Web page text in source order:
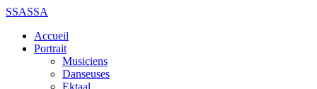
SSASSA
Accueil
Portrait
Musiciens
Danseuses
Ektaal